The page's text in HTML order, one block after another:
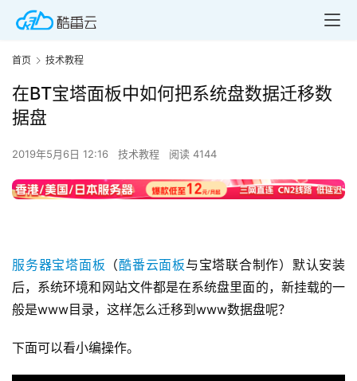
首页 技术教程
在BT宝塔面板中如何把系统盘数据迁移数
据盘
2019年5月6日 12:16 技术教程 阅读 4144
服务器宝塔面板 （酷番云面板与宝塔联合制作）默认安装
后，系统环境和网站文件都是在系统盘里面的，新挂载的一
般是www目录，这样怎么迁移到www数据盘呢？
下面可以看小编操作。